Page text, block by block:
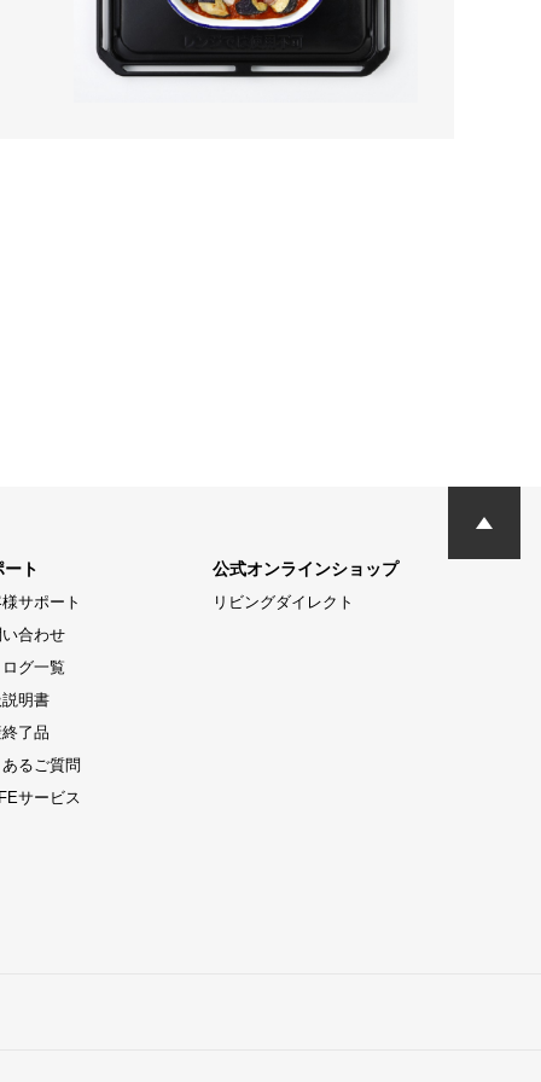
ート
サポート
合わせ
グ一覧
明書
了品
るご質問
サービス
公式オンラインショップ
リビングダイレクト